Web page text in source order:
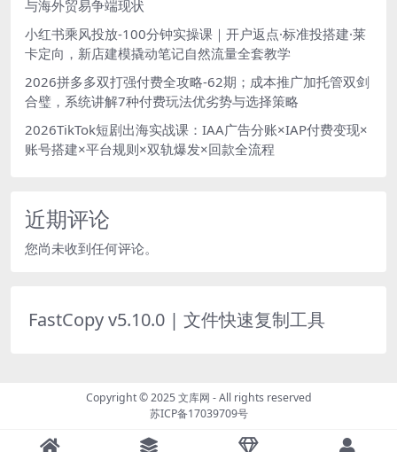
与海外贸易争端现状
小红书乘风投放-100分钟实操课｜开户返点·标准投搭建·莱
卡定向，新店建模撬动笔记自然流量全套教学
2026拼多多双打强付费全攻略-62期；成本推广加托管双剑
合璧，系统讲解7种付费玩法优劣势与选择策略
2026TikTok短剧出海实战课：IAA广告分账×IAP付费变现×
账号搭建×平台规则×双轨爆发×回款全流程
近期评论
您尚未收到任何评论。
FastCopy v5.10.0 | 文件快速复制工具
Copyright © 2025文库网 - All rights reserved
苏ICP备17039709号